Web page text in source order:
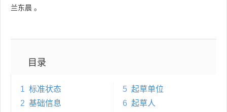
兰东晨 。
目录
1 标准状态
2 基础信息
5 起草单位
6 起草人